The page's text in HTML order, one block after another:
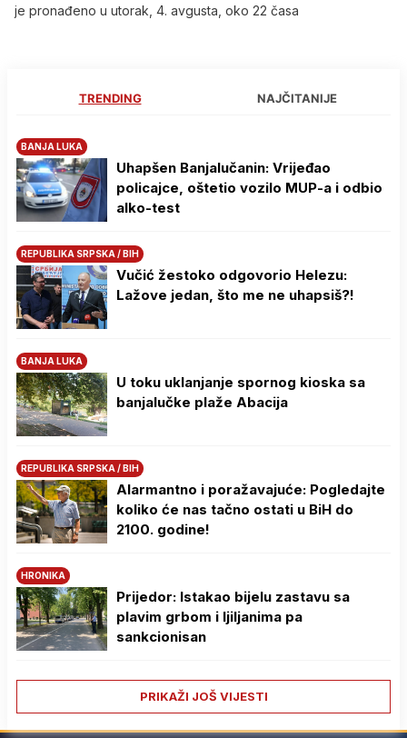
je pronađeno u utorak, 4. avgusta, oko 22 časa
TRENDING NAJČITANIJE
BANJA LUKA
Uhapšen Banjalučanin: Vrijeđao
policajce, oštetio vozilo MUP-a i odbio
alko-test
REPUBLIKA SRPSKA / BIH
Vučić žestoko odgovorio Helezu:
Lažove jedan, što me ne uhapsiš?!
BANJA LUKA
U toku uklanjanje spornog kioska sa
banjalučke plaže Abacija
REPUBLIKA SRPSKA / BIH
Alarmantno i poražavajuće: Pogledajte
koliko će nas tačno ostati u BiH do
2100. godine!
HRONIKA
Prijedor: Istakao bijelu zastavu sa
plavim grbom i ljiljanima pa
sankcionisan
PRIKAŽI JOŠ VIJESTI